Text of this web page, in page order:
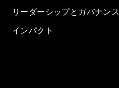
リーダーシップとガバナンス
インパクト